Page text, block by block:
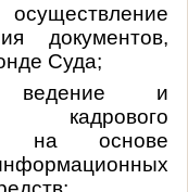
документов,
Суда;
ведение и
кадрового
на основе